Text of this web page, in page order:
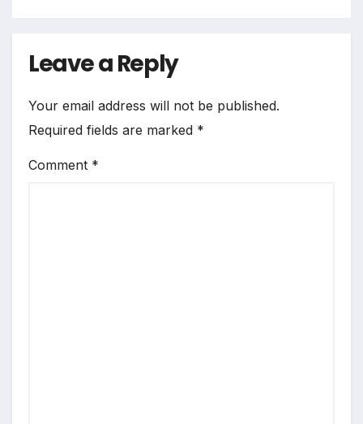
Leave a Reply
Your email address will not be published.
Required fields are marked *
Comment *